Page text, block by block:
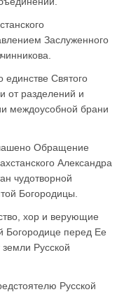
Заслуженного
единстве Святого
от разделений и
междоусобной брани
Обращение
Александра
чудотворной
Богородицы.
хор и верующие
Богородице перед Ее
Русской
Русской